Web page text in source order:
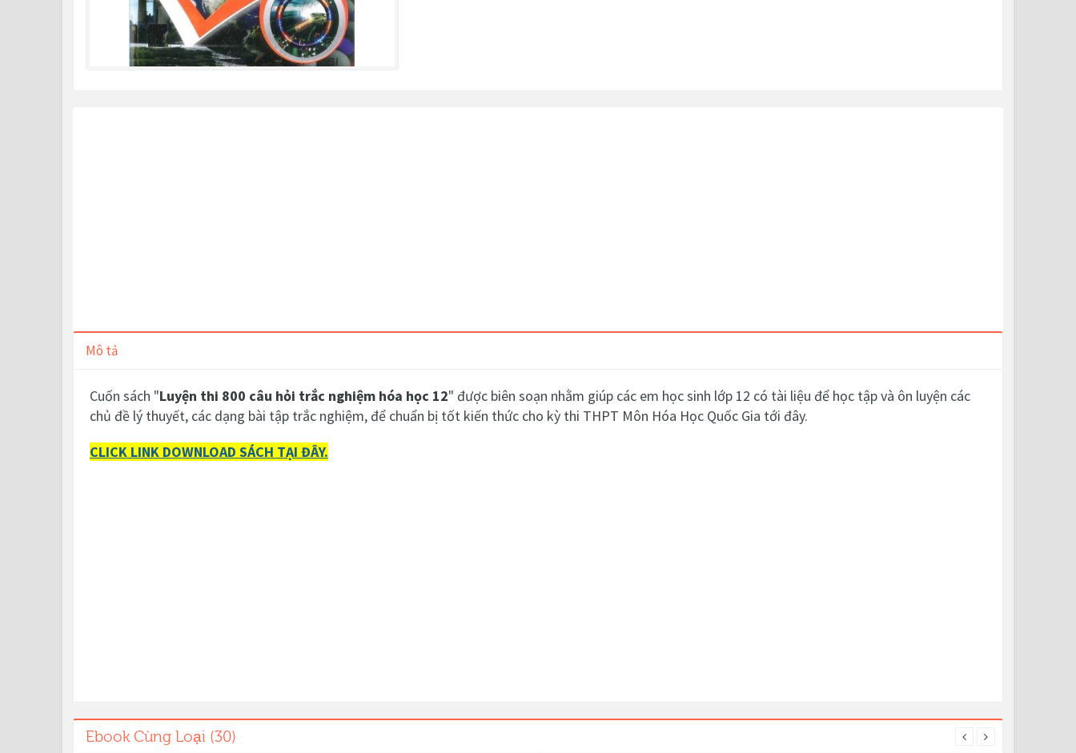
Mô tả
Cuốn sách "Luyện thi 800 câu hỏi trắc nghiệm hóa học 12" được biên soạn nhằm giúp các em học sinh lớp 12 có tài liệu để học tập và ôn luyện các
chủ đề lý thuyết, các dạng bài tập trắc nghiệm, để chuẩn bị tốt kiến thức cho kỳ thi THPT Môn Hóa Học Quốc Gia tới đây.
CLICK LINK DOWNLOAD SÁCH TẠI ĐÂY.
Ebook Cùng Loại (30)